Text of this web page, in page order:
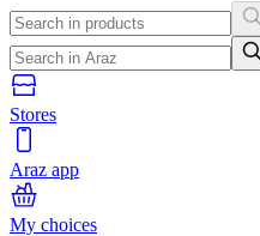
Stores
Araz app
My choices